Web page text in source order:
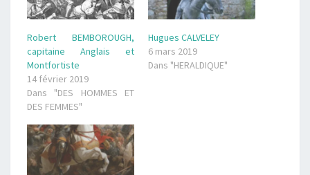
Robert BEMBOROUGH,
capitaine Anglais et
Montfortiste
14 février 2019
Dans "DES HOMMES ET
DES FEMMES"
Hugues CALVELEY
6 mars 2019
Dans "HERALDIQUE"